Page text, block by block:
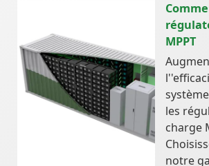
MPPT
les
charge
notre